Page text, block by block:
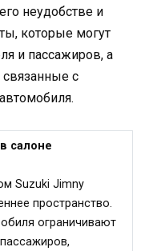
неудобстве и
которые могут
и пассажиров, а
связанные с
салоне
Suzuki Jimny
пространство.
ограничивают